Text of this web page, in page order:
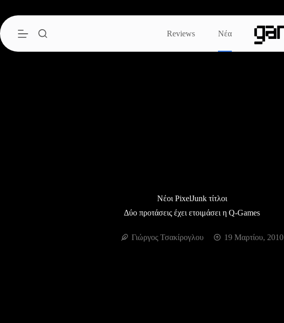
περιεχόμενο
Reviews
Νέα
Νέοι PixelJunk τίτλοι
Δύο προτάσεις έχει ετοιμάσει η Q-Games
Γιώργος Τσακίρογλου 19 Μαρτίου, 2010